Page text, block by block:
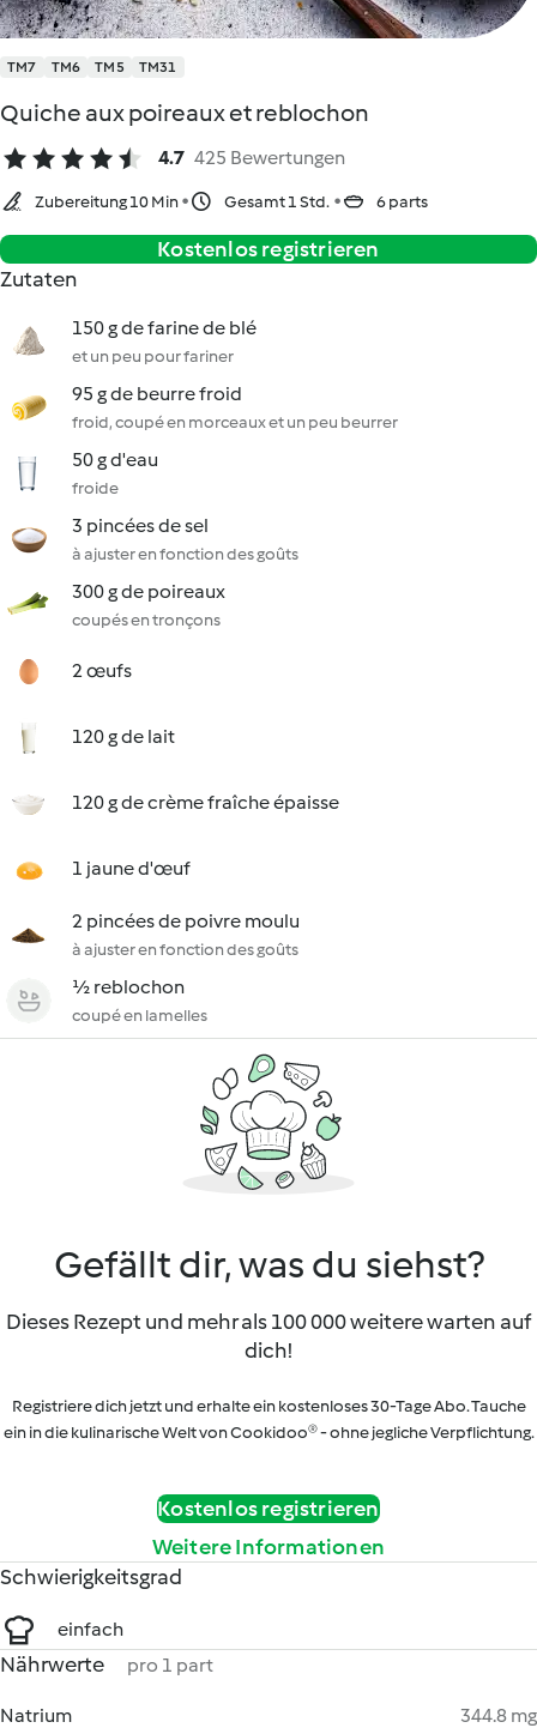
TM7 TM6 TM5 TM31
Quiche aux poireaux et reblochon
4.7 425 Bewertungen
Zubereitung 10 Min Gesamt 1 Std. 6 parts
Kostenlos registrieren
Zutaten
150 g de farine de blé
et un peu pour fariner
95 g de beurre froid
froid, coupé en morceaux et un peu beurrer
50 g d'eau
froide
3 pincées de sel
à ajuster en fonction des goûts
300 g de poireaux
coupés en tronçons
2 œufs
120 g de lait
120 g de crème fraîche épaisse
1 jaune d'œuf
2 pincées de poivre moulu
à ajuster en fonction des goûts
½ reblochon
coupé en lamelles
Gefällt dir, was du siehst?
Dieses Rezept und mehr als 100 000 weitere warten auf
dich!
Registriere dich jetzt und erhalte ein kostenloses 30-Tage Abo. Tauche
ein in die kulinarische Welt von Cookidoo® - ohne jegliche Verpflichtung.
Kostenlos registrieren
Weitere Informationen
Schwierigkeitsgrad
einfach
Nährwerte pro 1 part
Natrium
344.8 mg